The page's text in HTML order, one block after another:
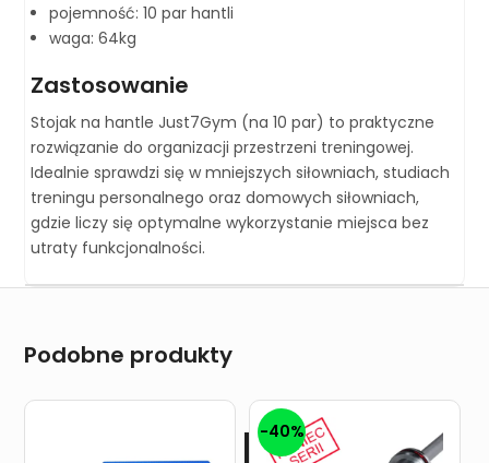
pojemność: 10 par hantli
waga: 64kg
Zastosowanie
Stojak na hantle Just7Gym (na 10 par) to praktyczne
rozwiązanie do organizacji przestrzeni treningowej.
Idealnie sprawdzi się w mniejszych siłowniach, studiach
treningu personalnego oraz domowych siłowniach,
gdzie liczy się optymalne wykorzystanie miejsca bez
utraty funkcjonalności.
Podobne produkty
-40%